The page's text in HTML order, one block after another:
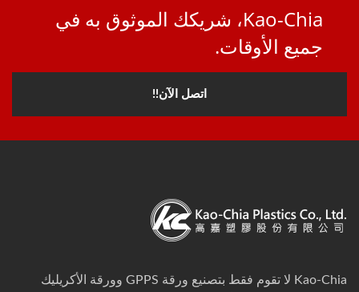
Kao-Chia، شريكك الموثوق به في
جميع الأوقات.
اتصل الآن!!
Kao-Chia لا تقوم فقط بتصنيع ورقة GPPS وورقة الأكريليك